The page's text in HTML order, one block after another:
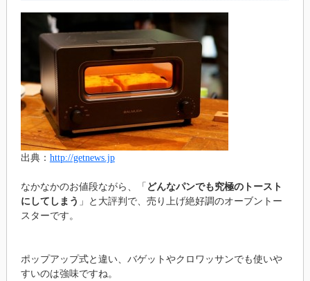
出典： http://getnews.jp
なかなかのお値段ながら、「 どんなパンでも究極のトースト
にしてしまう 」と大評判で、売り上げ絶好調のオーブントー
スターです。
ポップアップ式と違い、バゲットやクロワッサンでも使いや
すいのは強味ですね。